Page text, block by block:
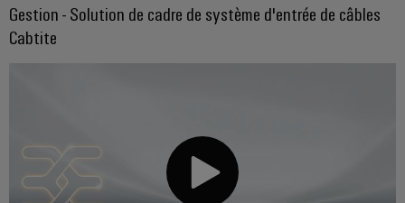
Gestion - Solution de cadre de système d'entrée de câbles
Cabtite